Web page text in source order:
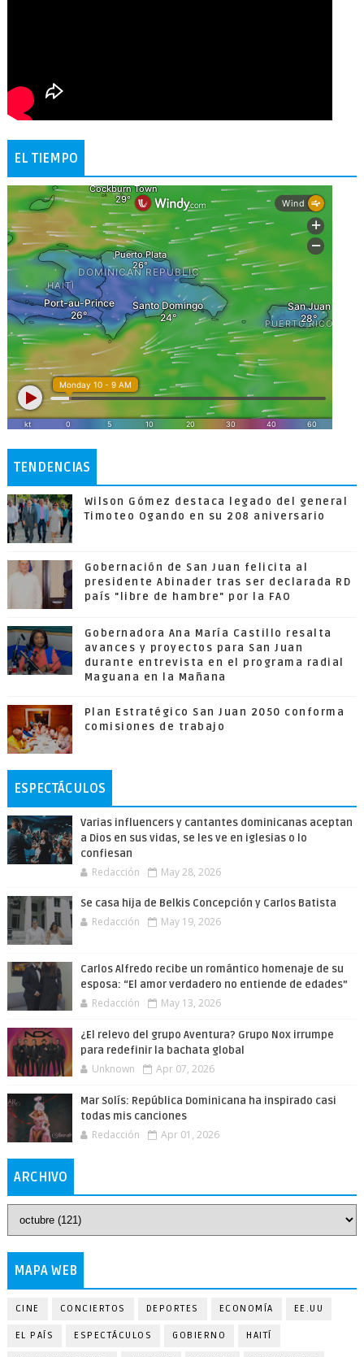
EL TIEMPO
TENDENCIAS
Wilson Gómez destaca legado del general
Timoteo Ogando en su 208 aniversario
Gobernación de San Juan felicita al
presidente Abinader tras ser declarada RD
país "libre de hambre" por la FAO
Gobernadora Ana María Castillo resalta
avances y proyectos para San Juan
durante entrevista en el programa radial
Maguana en la Mañana
Plan Estratégico San Juan 2050 conforma
comisiones de trabajo
ESPECTÁCULOS
Varias influencers y cantantes dominicanas aceptan
a Dios en sus vidas, se les ve en iglesias o lo
confiesan
Redacción May 28, 2026
Se casa hija de Belkis Concepción y Carlos Batista
Redacción May 19, 2026
Carlos Alfredo recibe un romántico homenaje de su
esposa: “El amor verdadero no entiende de edades”
Redacción May 13, 2026
¿El relevo del grupo Aventura? Grupo Nox irrumpe
para redefinir la bachata global
Unknown Apr 07, 2026
Mar Solís: República Dominicana ha inspirado casi
todas mis canciones
Redacción Apr 01, 2026
ARCHIVO
MAPA WEB
CINE CONCIERTOS DEPORTES ECONOMÍA EE.UU
EL PAÍS ESPECTÁCULOS GOBIERNO HAITÍ